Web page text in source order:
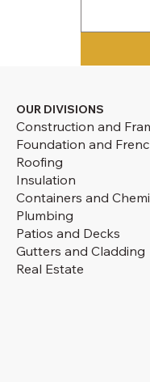
OUR DIVISIONS
Construction and
Foundation and
Roofing
Insulation
Containers and
Plumbing
Patios and Decks
Gutters and Cladding
Real Estate